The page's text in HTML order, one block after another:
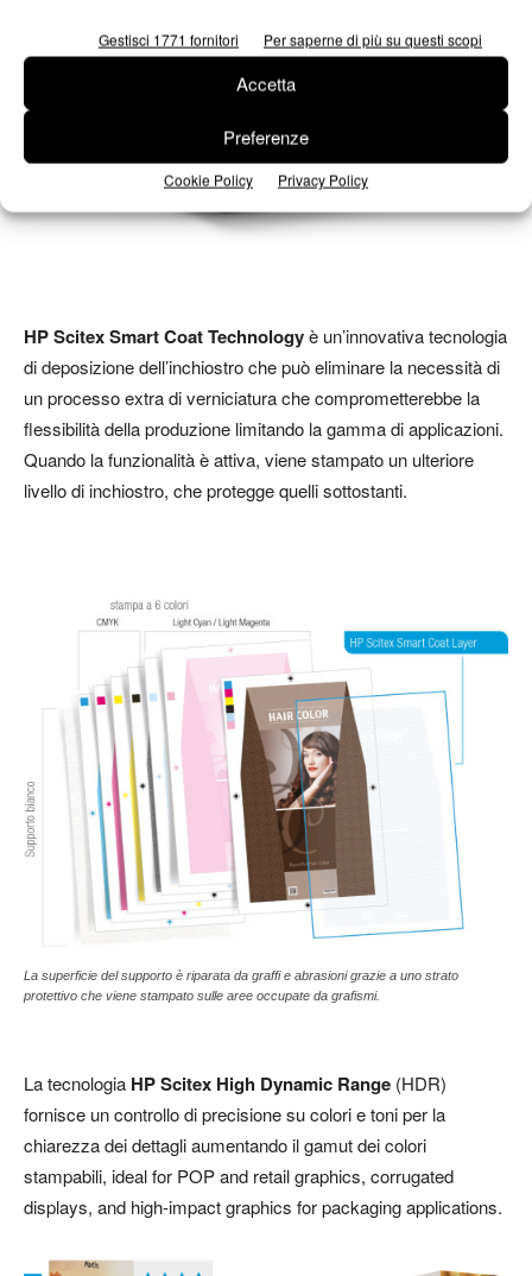
Gestisci 1771 fornitori Per saperne di più su questi scopi
Accetta
Preferenze
Cookie Policy Privacy Policy
HP Scitex Smart Coat Technologyè un’innovativa tecnologia
di deposizione dell’inchiostro che può eliminare la necessità di
un processo extra di verniciatura che comprometterebbe la
flessibilità della produzione limitando la gamma di applicazioni.
Quando la funzionalità è attiva, viene stampato un ulteriore
livello di inchiostro, che protegge quelli sottostanti.
La superficie del supporto è riparata da graffi e abrasioni grazie a uno strato
protettivo che viene stampato sulle aree occupate da grafismi.
La tecnologia HP Scitex High Dynamic Range (HDR)
fornisce un controllo di precisione su colori e toni per la
chiarezza dei dettagli aumentando il gamut dei colori
stampabili, ideal for POP and retail graphics, corrugated
displays, and high-impact graphics for packaging applications.